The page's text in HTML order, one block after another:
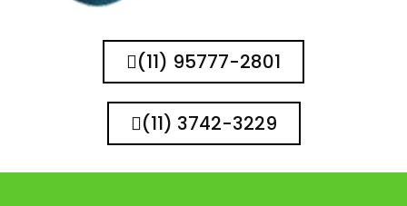
(11) 95777-2801
(11) 3742-3229